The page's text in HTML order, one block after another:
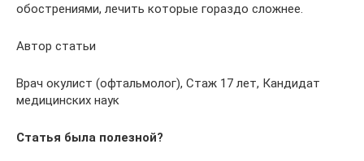
обострениями, лечить которые гораздо сложнее.
Автор статьи
Врач окулист (офтальмолог), Стаж 17 лет, Кандидат
медицинских наук
Статья была полезной?